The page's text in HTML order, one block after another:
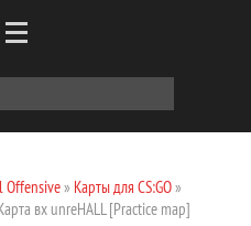
Offensive» Карты для CS:GO»
вх unreHALL [Practice map]